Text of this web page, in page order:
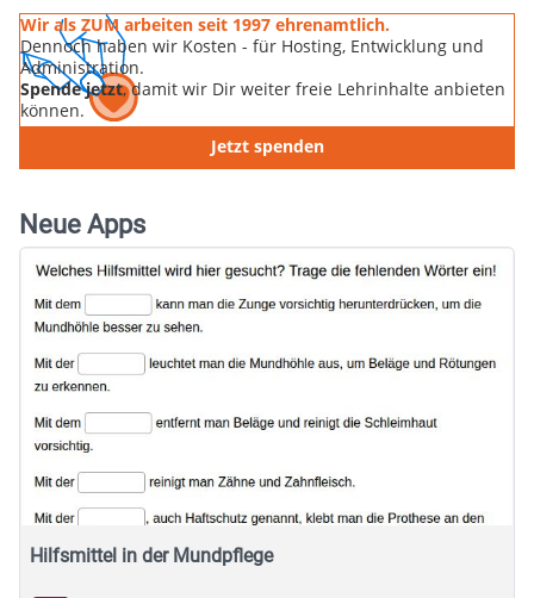
Wir als ZUM arbeiten seit 1997 ehrenamtlich.
Dennoch haben wir Kosten - für Hosting, Entwicklung und
Administration.
Spende jetzt, damit wir Dir weiter freie Lehrinhalte anbieten
können.
Jetzt spenden
Neue Apps
Hilfsmittel in der Mundpflege